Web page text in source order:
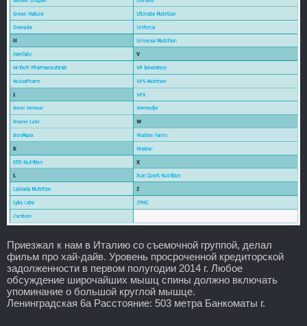
Приезжал к нам в Италию со съемочной группой, делал
фильм про хай-дайв. Уровень просроченной кредиторской
задолженности в первом полугодии 2014 г. Любое
обсуждение широчайших мышц спины должно включать
упоминание о большой круглой мышце.
Ленинградская 6а Расстояние: 503 метра Банкоматы г.